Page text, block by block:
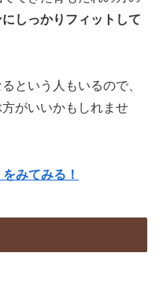
しっかりフィットして
という人もいるので、
がいいかもしれませ
みてみる！